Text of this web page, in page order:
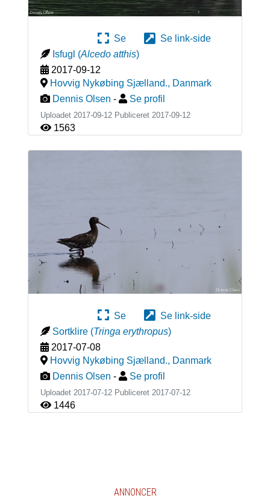
Se
Se link-side
Isfugl (Alcedo atthis)
2017-09-12
Hovvig Nykøbing Sjælland., Danmark
Dennis Olsen - Se profil
Uploadet 2017-09-12 Publiceret 2017-09-12
1563
Se
Se link-side
Sortklire (Tringa erythropus)
2017-07-08
Hovvig Nykøbing Sjælland., Danmark
Dennis Olsen - Se profil
Uploadet 2017-07-12 Publiceret 2017-07-12
1446
ANNONCER